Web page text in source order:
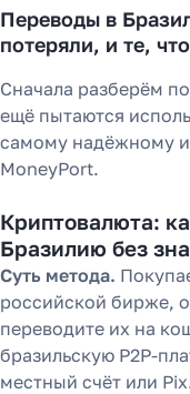
Переводы в
потеряли, и те,
Сначала разберём
ещё пытаются
самому надёжному
MoneyPort.
Криптовалюта:
Бразилию без
Суть метода.
российской бирже,
переводите их на
бразильскую P2P-
местный счёт или